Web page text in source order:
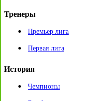
Тренеры
Премьер лига
Первая лига
История
Чемпионы